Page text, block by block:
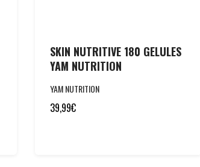
SKIN NUTRITIVE 180 GELULES
YAM NUTRITION
YAM NUTRITION
39,99€